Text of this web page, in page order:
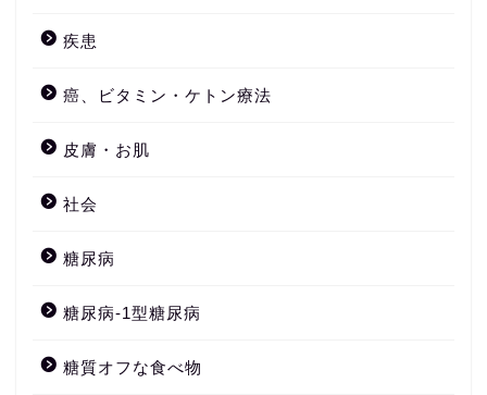
疾患
癌、ビタミン・ケトン療法
皮膚・お肌
社会
糖尿病
糖尿病-1型糖尿病
糖質オフな食べ物